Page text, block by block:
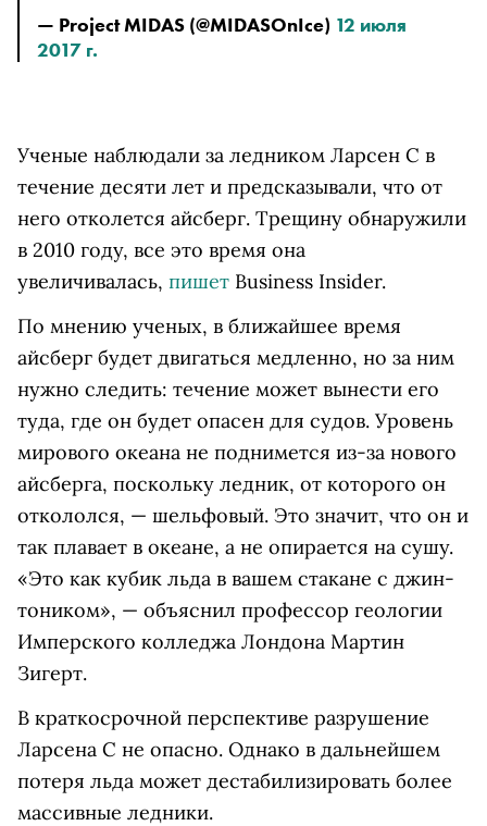
— Project MIDAS (@MIDASOnIce) 12 июля
2017 г.
Ученые наблюдали за ледником Ларсен С в
течение десяти лет и предсказывали, что от
него отколется айсберг. Трещину обнаружили
в 2010 году, все это время она
увеличивалась, пишет Business Insider.
По мнению ученых, в ближайшее время
айсберг будет двигаться медленно, но за ним
нужно следить: течение может вынести его
туда, где он будет опасен для судов. Уровень
мирового океана не поднимется из-за нового
айсберга, поскольку ледник, от которого он
откололся, — шельфовый. Это значит, что он и
так плавает в океане, а не опирается на сушу.
«Это как кубик льда в вашем стакане с джин-
тоником», — объяснил профессор геологии
Имперского колледжа Лондона Мартин
Зигерт.
В краткосрочной перспективе разрушение
Ларсена С не опасно. Однако в дальнейшем
потеря льда может дестабилизировать более
массивные ледники.